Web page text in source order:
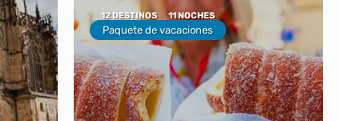
12 DESTINOS 11 NOCHES
Paquete de vacaciones